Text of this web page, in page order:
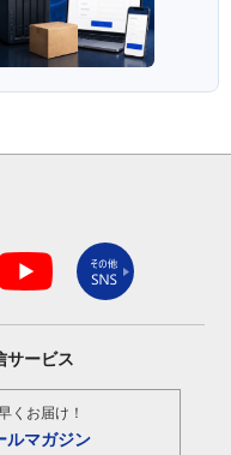
サービス
くお届け！
ルマガジン